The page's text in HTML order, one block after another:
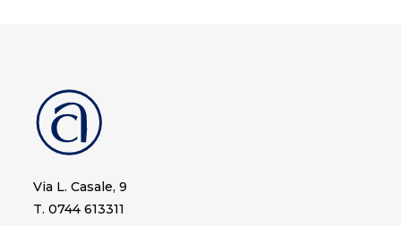
Via L. Casale, 9
T. 0744 613311